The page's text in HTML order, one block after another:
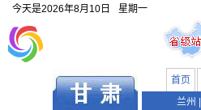
今天是2026年8月10日 星期一
首页
兰州